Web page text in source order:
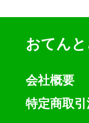
おてん
会社概要
特定商取